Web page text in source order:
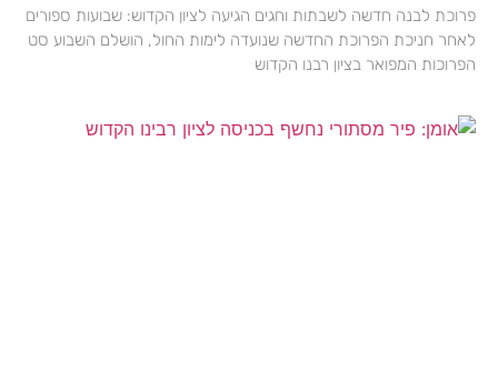
פרוכת לבנה חדשה לשבתות וחגים הגיעה לציון הקדוש: שבועות ספורים
לאחר חניכת הפרוכת החדשה שנועדה לימות החול, הושלם השבוע סט
הפרוכות המפואר בציון רבנו הקדוש